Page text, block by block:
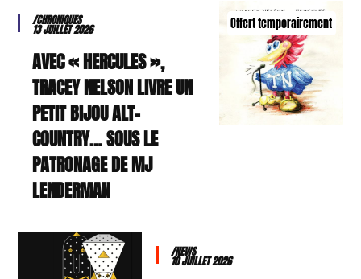
Offert temporairement
/CHRONIQUES
13 JUILLET 2026
AVEC « HERCULES »,
TRACEY NELSON LIVRE UN
PETIT BIJOU ALT-
COUNTRY… SOUS LE
PATRONAGE DE MJ
LENDERMAN
/NEWS
10 JUILLET 2026